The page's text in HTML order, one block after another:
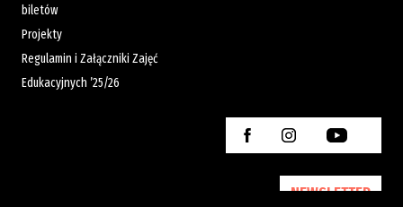
biletów
Projekty
Regulamin i Załączniki Zajęć
Edukacyjnych ’25/26
NEWSLETTER